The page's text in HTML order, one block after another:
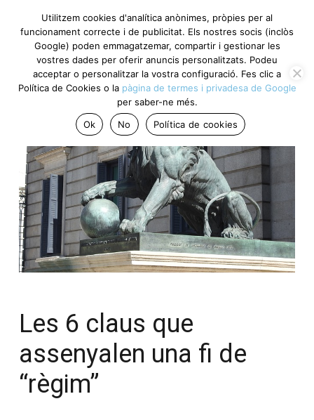
Les 6 claus que
assenyalen una fi de
“règim”
Utilitzem cookies d'analítica anònimes, pròpies per al
funcionament correcte i de publicitat. Els nostres socis (inclòs
Google) poden emmagatzemar, compartir i gestionar les
vostres dades per oferir anuncis personalitzats. Podeu
acceptar o personalitzar la vostra configuració. Fes clic a
Política de Cookies o la pàgina de termes i privadesa de Google
per saber-ne més.
Ok
No Política de cookies